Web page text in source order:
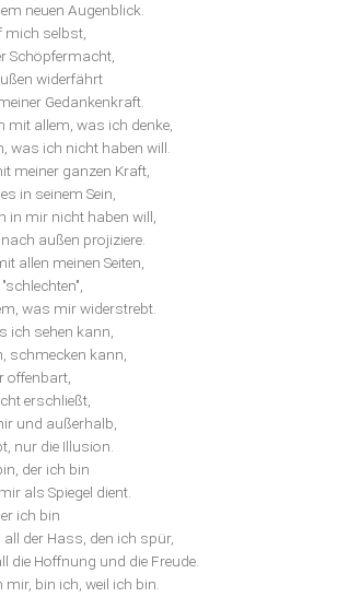
neuen Augenblick.
mich selbst,
Schöpfermacht,
widerfährt
Gedankenkraft.
mit allem, was ich denke,
was ich nicht haben will.
meiner ganzen Kraft,
in seinem Sein,
in mir nicht haben will,
außen projiziere.
allen meinen Seiten,
was mir widerstrebt.
ich sehen kann,
schmecken kann,
offenbart,
erschließt,
und außerhalb,
nur die Illusion.
der ich bin
als Spiegel dient.
ich bin
der Hass, den ich spür,
die Hoffnung und die Freude.
bin ich, weil ich bin.